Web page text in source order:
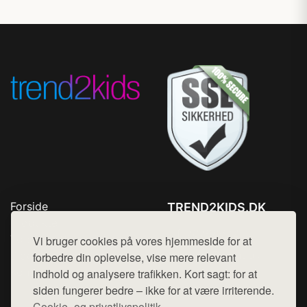
Vi bruger cookies på vores hjemmeside for at
forbedre din oplevelse, vise mere relevant
indhold og analysere trafikken. Kort sagt: for at
siden fungerer bedre – ikke for at være irriterende.
Forside
Top Rabatter
Blog
Kontakt
TREND2KIDS.DK
Mail: hej@want.dk
Cookie- og privatlivspolitik